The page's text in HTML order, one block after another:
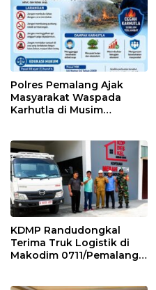
Polres Pemalang Ajak
Masyarakat Waspada
Karhutla di Musim
KDMP Randudongkal
Terima Truk Logistik di
Makodim 0711/Pemalang